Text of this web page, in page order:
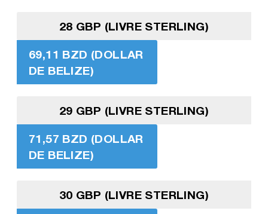
28 GBP (LIVRE STERLING)
69,11 BZD (DOLLAR
DE BELIZE)
29 GBP (LIVRE STERLING)
71,57 BZD (DOLLAR
DE BELIZE)
30 GBP (LIVRE STERLING)